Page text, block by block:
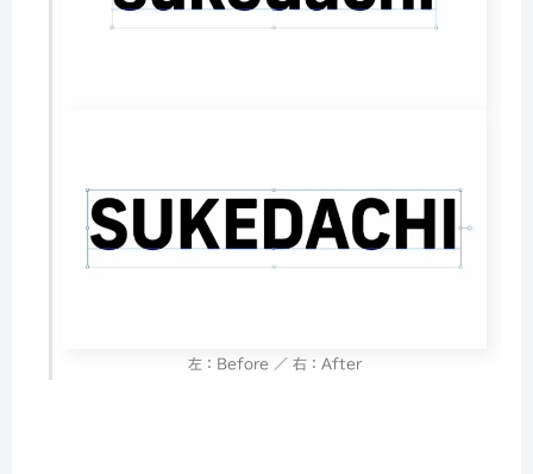
左：Before ／ 右：After